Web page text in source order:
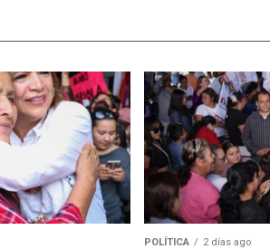
POLÍTICA 2 días ago